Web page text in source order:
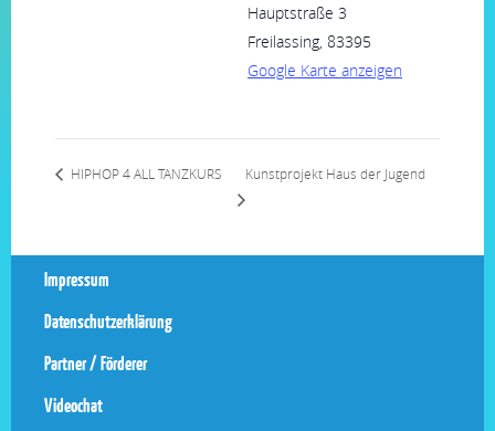
Hauptstraße 3
Freilassing 83395
Google Karte anzeigen
HIPHOP 4 ALL TANZKURS Kunstprojekt Haus der Jugend
Impressum
Datenschutzerklärung
Partner / Förderer
Videochat